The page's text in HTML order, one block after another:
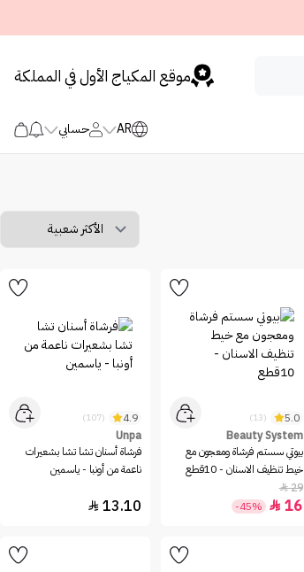
موقع المكياج الأول في المملكة
AR حسابي
5.0
(13)
Beauty System
بيوتي سستم فرشاة ومعجون مع
خيط تنظيف الاسنان - 10قطع
29

16

-45%
4.9
(107)
Unpa
فرشاة أسنان تشا تشا بشعيرات
ناعمة من أونبا - ياسمين
13.10
